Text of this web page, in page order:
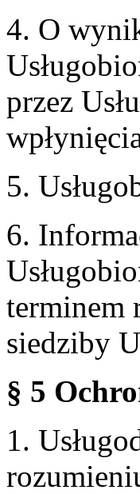
4. O
przez
5.
6.
terminem
siedziby
§ 5
1.